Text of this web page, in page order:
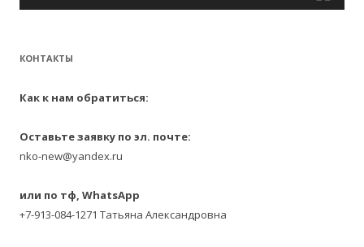
КОНТАКТЫ
Как к нам обратиться:
Оставьте заявку по эл. почте:
nko-new@yandex.ru
или по тф, WhatsApp
+7-913-084-1271 Татьяна Александровна